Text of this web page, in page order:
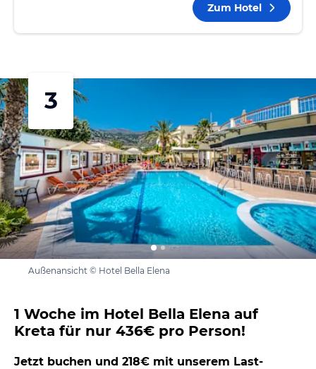
Zum Hotel
3
Außenansicht © Hotel Bella Elena
1 Woche im Hotel Bella Elena auf
Kreta für nur 436€ pro Person!
Jetzt buchen und 218€ mit unserem Last-